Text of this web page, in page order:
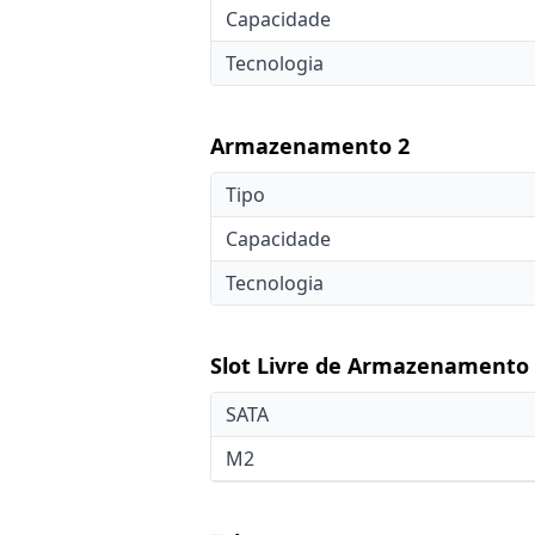
Capacidade
Tecnologia
Armazenamento 2
Tipo
Capacidade
Tecnologia
Slot Livre de Armazenamento
SATA
M2